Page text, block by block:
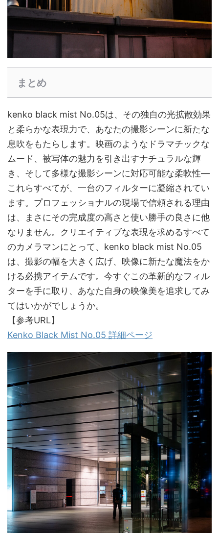
まとめ
kenko black mist No.05は、その独自の光拡散効果
と柔らかな表現力で、あなたの撮影シーンに新たな
息吹をもたらします。映画のようなドラマチックな
ムード、被写体の魅力を引き出すナチュラルな輝
き、そして多様な撮影シーンに対応可能な柔軟性―
これらすべてが、一台のフィルターに凝縮されてい
ます。プロフェッショナルの現場で信頼される理由
は、まさにその完成度の高さと使い勝手の良さに他
なりません。クリエイティブな表現を求めるすべて
のカメラマンにとって、kenko black mist No.05
は、撮影の幅を大きく広げ、映像に新たな魔法をか
ける必携アイテムです。今すぐこの革新的なフィル
ターを手に取り、あなた自身の映像美を追求してみ
てはいかがでしょうか。
【参考URL】
Kenko Black Mist No.05 詳細ページ